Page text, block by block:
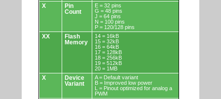
X
Pin
Count
E = 32 pins
G = 48 pins
J = 64 pins
N = 100 pins
P = 120/128 pins
XX
Flash
Memory
14 = 16kB
15 = 32kB
16 = 64kB
17 = 128kB
18 = 256kB
19 = 512kB
20 = 1MB
X
Device
Variant
A = Default variant
B = Improved low power
L = Pinout optimized for analog a
PWM